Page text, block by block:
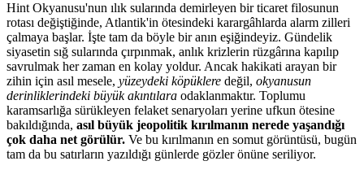
Hint Okyanusu'nun ılık sularında demirleyen bir ticaret filosunun
rotası değiştiğinde, Atlantik'in ötesindeki karargâhlarda alarm zilleri
çalmaya başlar. İşte tam da böyle bir anın eşiğindeyiz. Gündelik
siyasetin sığ sularında çırpınmak, anlık krizlerin rüzgârına kapılıp
savrulmak her zaman en kolay yoldur. Ancak hakikati arayan bir
zihin için asıl mesele, yüzeydeki köpüklere değil, okyanusun
derinliklerindeki büyük akıntılara odaklanmaktır. Toplumu
karamsarlığa sürükleyen felaket senaryoları yerine ufkun ötesine
bakıldığında, asıl büyük jeopolitik kırılmanın nerede yaşandığı
çok daha net görülür. Ve bu kırılmanın en somut görüntüsü, bugün
tam da bu satırların yazıldığı günlerde gözler önüne seriliyor.